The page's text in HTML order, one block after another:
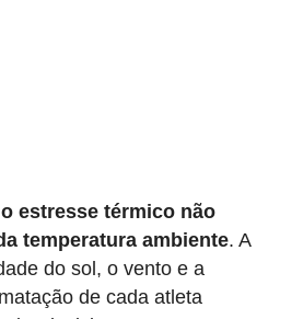
o estresse térmico não
temperatura ambiente. A
do sol, o vento e a
de cada atleta